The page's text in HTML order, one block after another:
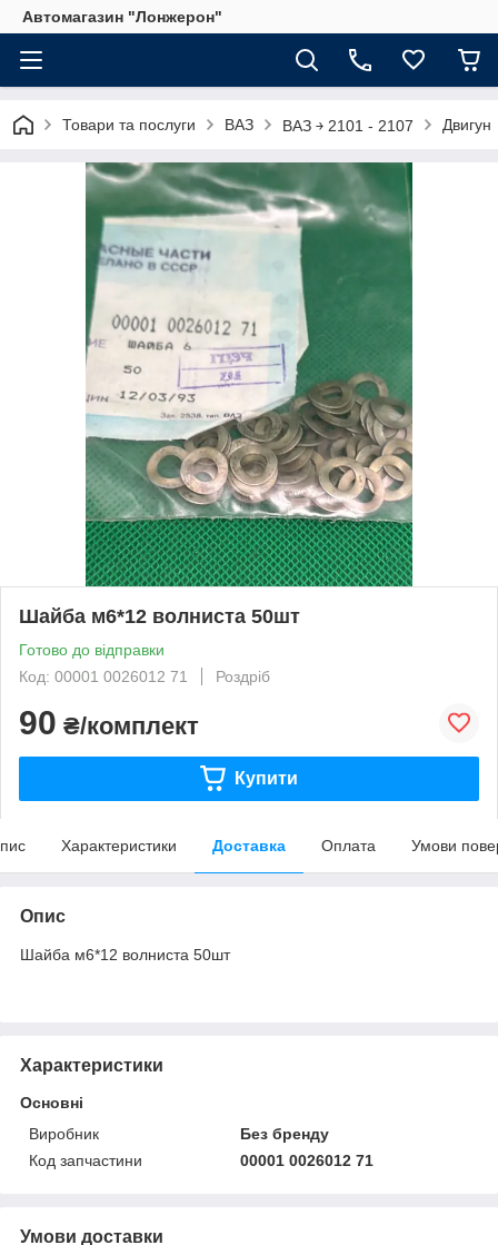
Автомагазин "Лонжерон"
Товари та послуги ВАЗ ВАЗ ￫ 2101 - 2107 Двигун
Шайба м6*12 волниста 50шт
Готово до відправки
Код: 00001 0026012 71
Роздріб
90 ₴/комплект
Купити
Характеристики Доставка Оплата Умови
Опис
Шайба м6*12 волниста 50шт
Характеристики
Основні
Виробник
Без бренду
Код запчастини
00001 0026012 71
Умови доставки